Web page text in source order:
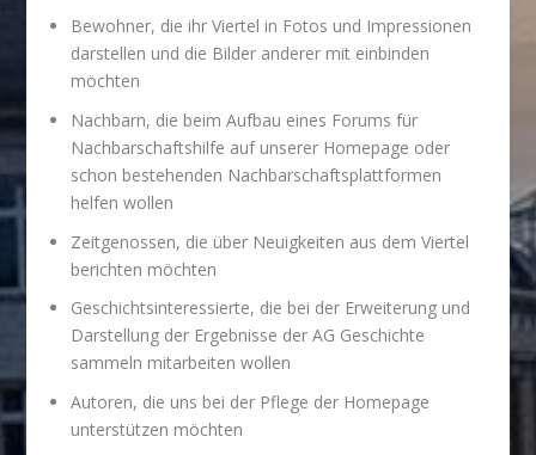
Bewohner, die ihr Viertel in Fotos und Impressionen
darstellen und die Bilder anderer mit einbinden
möchten
Nachbarn, die beim Aufbau eines Forums für
Nachbarschaftshilfe auf unserer Homepage oder
schon bestehenden Nachbarschaftsplattformen
helfen wollen
Zeitgenossen, die über Neuigkeiten aus dem Viertel
berichten möchten
Geschichtsinteressierte, die bei der Erweiterung und
Darstellung der Ergebnisse der AG Geschichte
sammeln mitarbeiten wollen
Autoren, die uns bei der Pflege der Homepage
unterstützen möchten